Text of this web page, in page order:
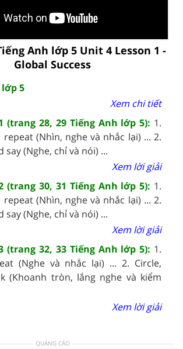
Anh lớp 5 Unit 4 Lesson 1 -
Global Success
5
Xem chi tiết
(trang 28, 29 Tiếng Anh lớp 5): 1.
(Nhìn, nghe và nhắc lại) ... 2.
say (Nghe, chỉ và nói) ...
Xem lời giải
(trang 30, 31 Tiếng Anh lớp 5): 1.
(Nhìn, nghe và nhắc lại) ... 2.
say (Nghe, chỉ và nói) ...
Xem lời giải
(trang 32, 33 Tiếng Anh lớp 5): 1.
(Nghe và nhắc lại) ... 2. Circle,
(Khoanh tròn, lắng nghe và kiểm
Xem lời giải
QUẢNG CÁO